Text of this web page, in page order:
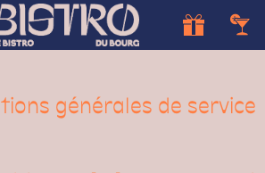
générales de service